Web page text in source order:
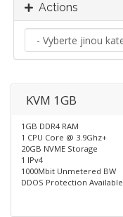
Actions
KVM 1GB
1GB DDR4 RAM
1 CPU Core @ 3.9Ghz+
20GB NVME Storage
1 IPv4
1000Mbit Unmetered BW
DDOS Protection Available